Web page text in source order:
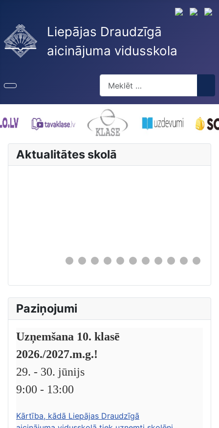
Liepājas Draudzīgā
aicinājuma vidusskola
Type 2 or more characters for
Aktualitātes skolā
Paziņojumi
Uzņemšana 10. klasē
2026./2027.m.g.!
29. - 30. jūnijs
9:00 - 13:00
Kārtība, kādā Liepājas Draudzīgā